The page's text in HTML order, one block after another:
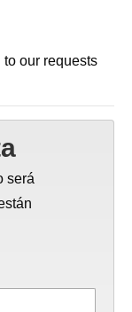
our requests
será